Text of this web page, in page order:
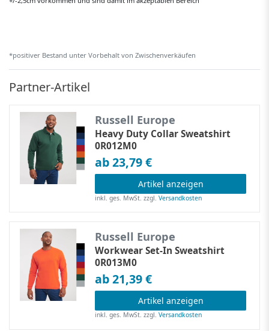
*positiver Bestand unter Vorbehalt von Zwischenverkäufen
Partner-Artikel
Russell Europe
Heavy Duty Collar Sweatshirt
0R012M0
ab 23,79 €
Artikel anzeigen
inkl. ges. MwSt. zzgl.Versandkosten
Russell Europe
Workwear Set-In Sweatshirt
0R013M0
ab 21,39 €
Artikel anzeigen
inkl. ges. MwSt. zzgl.Versandkosten